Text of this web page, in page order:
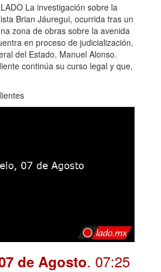
La investigación sobre la
Brian Jáuregui, ocurrida tras un
zona de obras sobre la avenida
en proceso de judicialización,
del Estado, Manuel Alonso.
continúa su curso legal y que,
de Agosto. 07:25